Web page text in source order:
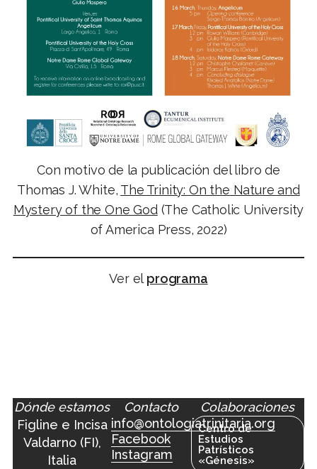
Con motivo de la publicación del libro de
Thomas J. White, The Trinity: On the Nature and
Mystery of the One God(The Catholic University
of America Press, 2022)
Ver elprograma
Dónde estamos
Figline e Incisa
Valdarno (FI),
Italia
Contacto
info@ontologiatrinitaria.org
Facebook
Instagram
Colaboraciones
Centro de
Estudios
Patrísticos
«Génesis»